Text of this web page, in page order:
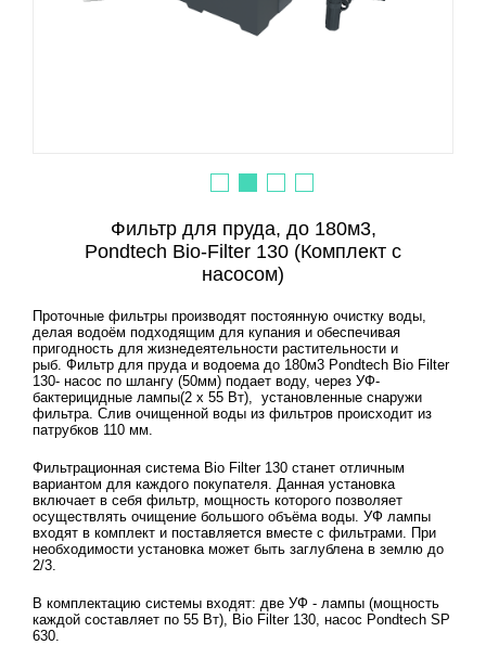
Фильтр для пруда, до 180м3,
Pondtech Bio-Filter 130 (Комплект c
насосом)
Проточные фильтры производят постоянную очистку воды,
делая водоём подходящим для купания и обеспечивая
пригодность для жизнедеятельности растительности и
рыб. Фильтр для пруда и водоема до 180м3 Pondtech Bio Filter
130- насос по шлангу (50мм) подает воду, через УФ-
бактерицидные лампы(2 х 55 Вт), установленные снаружи
фильтра. Слив очищенной воды из фильтров происходит из
патрубков 110 мм.
Фильтрационная система Bio Filter 130 станет отличным
вариантом для каждого покупателя. Данная установка
включает в себя фильтр, мощность которого позволяет
осуществлять очищение большого объёма воды. УФ лампы
входят в комплект и поставляется вместе с фильтрами. При
необходимости установка может быть заглублена в землю до
2/3.
В комплектацию системы входят: две УФ - лампы (мощность
каждой составляет по 55 Вт), Bio Filter 130, насос Pondtech SP
630.